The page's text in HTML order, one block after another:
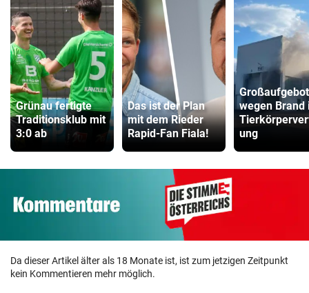
Grünau fertigte
Traditionsklub mit
3:0 ab
Das ist der Plan
mit dem Rieder
Rapid-Fan Fiala!
Großaufgebot
wegen Brand
ung
Da dieser Artikel älter als 18 Monate ist, ist zum jetzigen Zeitpunkt
kein Kommentieren mehr möglich.